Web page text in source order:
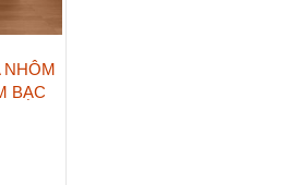
NHÔM
BẠC